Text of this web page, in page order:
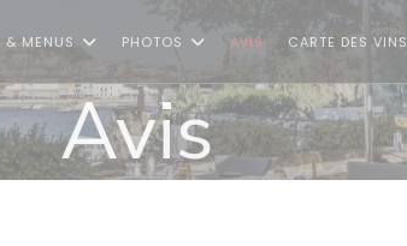
& MENUS PHOTOS AVIS CARTE DES VINS
Avis